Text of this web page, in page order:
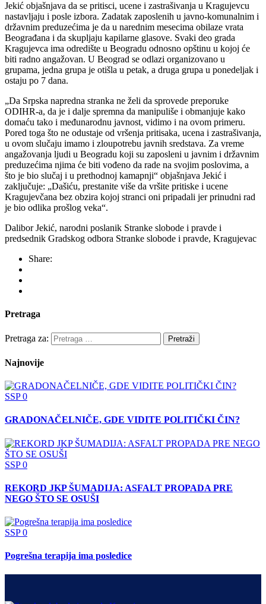
Jekić objašnjava da se pritisci, ucene i zastrašivanja u Kragujevcu
nastavljaju i posle izbora. Zadatak zaposlenih u javno-komunalnim i
državnim preduzećima je da u narednim mesecima obilaze vrata
Beograđana i da skupljaju kapilarne glasove. Svaki deo grada
Kragujevca ima odredište u Beogradu odnosno opštinu u kojoj će
biti radno angažovan. U Beograd se odlazi organizovano u
grupama, jedna grupa je otišla u petak, a druga grupa u ponedeljak i
ostaju po 7 dana.
„Da Srpska napredna stranka ne želi da sprovede preporuke
ODIHR-a, da je i dalje spremna da manipuliše i obmanjuje kako
domaću tako i međunarodnu javnost, vidimo i na ovom primeru.
Pored toga što ne odustaje od vršenja pritisaka, ucena i zastrašivanja,
u ovom slučaju imamo i zloupotrebu javnih sredstava. Za vreme
angažovanja ljudi u Beogradu koji su zaposleni u javnim i državnim
preduzećima njima će biti vođeno da rade na svojim poslovima, a
što je bio slučaj i u prethodnoj kamapnji“ objašnjava Jekić i
zaključuje: „Dašiću, prestanite više da vršite pritiske i ucene
Kragujevčana bez obzira kojoj stranci oni pripadali jer prinudni rad
je bio odlika prošlog veka“.
Dalibor Jekić, narodni poslanik Stranke slobode i pravde i
predsednik Gradskog odbora Stranke slobode i pravde, Kragujevac
Share:
Pretraga
Pretraga za:
Najnovije
SSP0
GRADONAČELNIČE, GDE VIDITE POLITIČKI ČIN?
SSP0
REKORD JKP ŠUMADIJA: ASFALT PROPADA PRE
NEGO ŠTO SE OSUŠI
SSP0
Pogrešna terapija ima posledice